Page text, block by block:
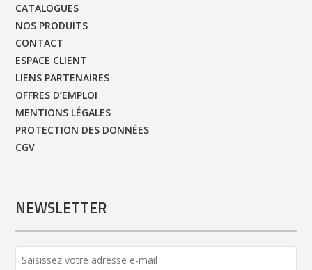
CATALOGUES
NOS PRODUITS
CONTACT
ESPACE CLIENT
LIENS PARTENAIRES
OFFRES D’EMPLOI
MENTIONS LÉGALES
PROTECTION DES DONNÉES
CGV
NEWSLETTER